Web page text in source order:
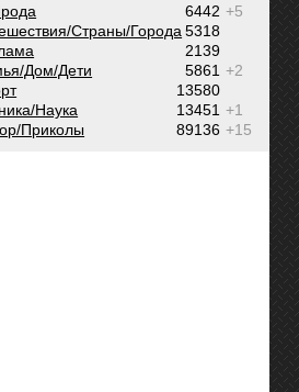
+5
6442
5318
Cтраны/Города
2139
+2
5861
Дом/Дети
13580
+1
13451
Наука
+15
89136
Приколы